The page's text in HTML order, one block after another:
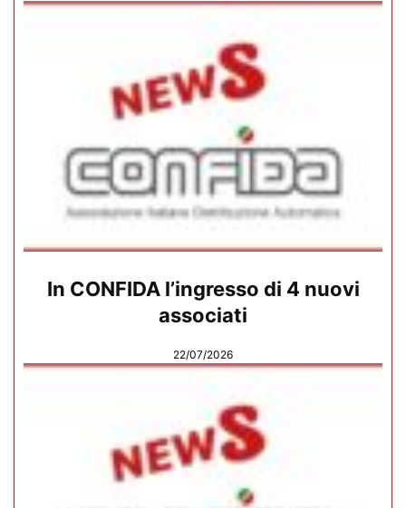
In CONFIDA l’ingresso di 4 nuovi
associati
22/07/2026